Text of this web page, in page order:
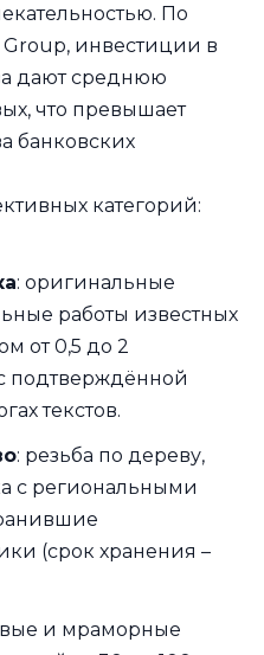
По
инвестиции в
дают среднюю
что превышает
банковских
категорий:
: оригинальные
работы известных
от 0,5 до 2
подтверждённой
текстов.
: резьба по дереву,
с региональными
(срок хранения –
и мраморные